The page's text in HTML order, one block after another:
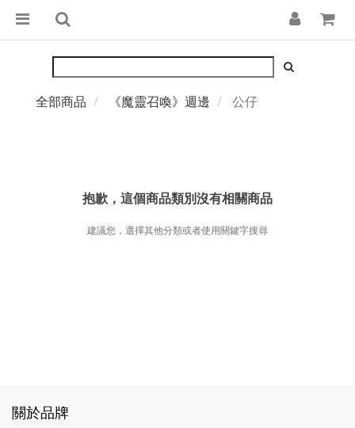
全部商品 《魔靈召喚》週邊 公仔
抱歉，這個商品類別沒有相關商品
建議您，選擇其他分類或者使用關鍵字搜尋
關於品牌